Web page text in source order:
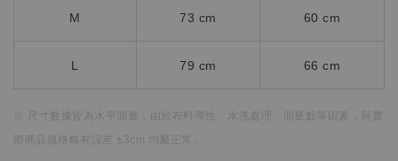
M 73 cm 60 cm
L 79 cm 66 cm
※ 尺寸數據皆為水平測量， 由於布料彈性、水洗處理、測量點等因素，
際商品規格略有誤差 ±3cm 均屬正常。